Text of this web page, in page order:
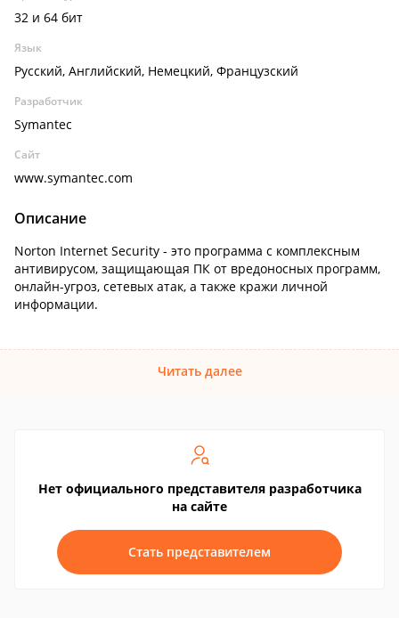
32 и 64 бит
Язык
Русский, Английский, Немецкий, Французский
Разработчик
Symantec
Сайт
www.symantec.com
Описание
Norton Internet Security - это программа с комплексным
антивирусом, защищающая ПК от вредоносных программ,
онлайн-угроз, сетевых атак, а также кражи личной
информации.
Читать далее
Нет официального представителя разработчика
на сайте
Стать представителем